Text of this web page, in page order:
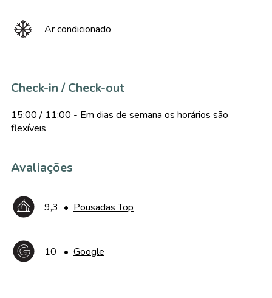
Ar condicionado
Check-in / Check-out
15:00 / 11:00 - Em dias de semana os horários são
flexíveis
Avaliações
9,3 • Pousadas Top
10 • Google